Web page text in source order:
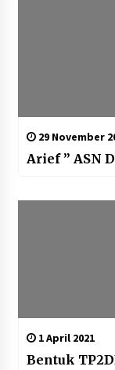
29 November
Arief ” ASN
1 April 2021
Bentuk